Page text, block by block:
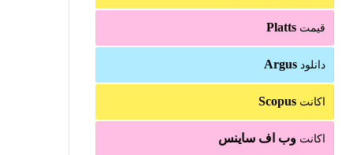
قیمتPlatts
دانلودArgus
اکانتScopus
اکانتوب اف ساینس